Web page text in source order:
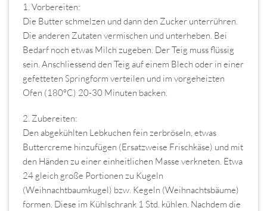
1. Vorbereiten:
Die Butter schmelzen und dann den Zucker unterrühren.
Die anderen Zutaten vermischen und unterheben. Bei
Bedarf noch etwas Milch zugeben. Der Teig muss flüssig
sein. Anschliessend den Teig auf einem Blech oder in einer
gefetteten Springform verteilen und im vorgeheizten
Ofen (180°C) 20-30 Minuten backen.
2. Zubereiten:
Den abgekühlten Lebkuchen fein zerbröseln, etwas
Buttercreme hinzufügen (Ersatzweise Frischkäse) und mit
den Händen zu einer einheitlichen Masse verkneten. Etwa
24 gleich große Portionen zu Kugeln
(Weihnachtbaumkugel) bzw. Kegeln (Weihnachtsbäume)
formen. Diese im Kühlschrank 1 Std. kühlen. Nachdem die